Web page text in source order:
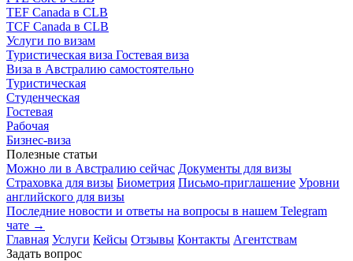
TEF Canada в CLB
TCF Canada в CLB
Услуги по визам
Туристическая виза Гостевая виза
Виза в Австралию самостоятельно
Туристическая
Студенческая
Гостевая
Рабочая
Бизнес-виза
Полезные статьи
Можно ли в Австралию сейчас Документы для визы
Страховка для визы Биометрия Письмо-приглашение Уровни
английского для визы
Последние новости и ответы на вопросы в нашем Telegram
чате →
Главная Услуги Кейсы Отзывы Контакты Агентствам
Задать вопрос